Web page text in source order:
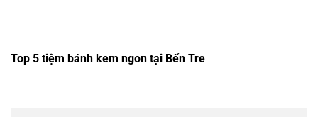
Top 5 tiệm bánh kem ngon tại Bến Tre